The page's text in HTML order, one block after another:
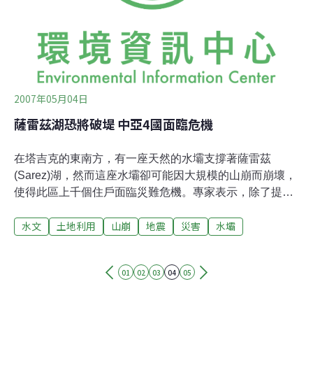
2007年05月04日
薩雷茲湖恐將破堤 中亞4國面臨危機
在塔吉克的東南方，有一座天然的水壩支撐著薩雷茲
(Sarez)湖，然而這座水壩卻可能因大規模的山崩而崩壞，
使得此區上千個住戶面臨災難危機。專家表示，除了提出
性，為了找出一個長期的解決方法，還必須進行審慎的研
指出，巴唐(Bartang)村位於巴達赫尚(Badakhshan)的東南
水文 土地利用 山崩 地震 災害 水壩
01 02 03 04 05